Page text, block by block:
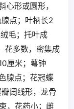
形或圆形，
点；叶柄长2
毛；托叶成
花多数，密集成
厘米；萼钟
腺点；花冠蝶
阔线形，龙骨
，花药小；雌